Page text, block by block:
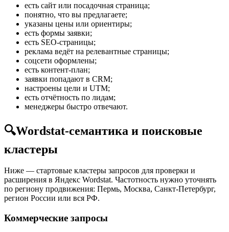
есть сайт или посадочная страница;
понятно, что вы предлагаете;
указаны цены или ориентиры;
есть формы заявки;
есть SEO-страницы;
реклама ведёт на релевантные страницы;
соцсети оформлены;
есть контент-план;
заявки попадают в CRM;
настроены цели и UTM;
есть отчётность по лидам;
менеджеры быстро отвечают.
🔍Wordstat-семантика и поисковые
кластеры
Ниже — стартовые кластеры запросов для проверки и
расширения в Яндекс Wordstat. Частотность нужно уточнять
по региону продвижения: Пермь, Москва, Санкт-Петербург,
регион России или вся РФ.
Коммерческие запросы